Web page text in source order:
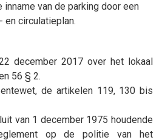
inname van de parking door een
en circulatieplan.
december 2017 over het lokaal
56 § 2.
de artikelen 119, 130 bis
van 1 december 1975 houdende
op de politie van het